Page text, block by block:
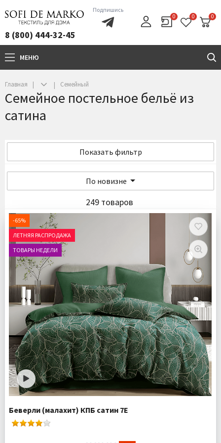
8 (800) 444-32-45
Подпишись
0 0 0
МЕНЮ
Главная Семейный
Семейное постельное бельё из
сатина
Показать фильтр
По новизне
249 товаров
-65%
ЛЕТНЯЯ РАСПРОДАЖА
ТОВАРЫ НЕДЕЛИ
Беверли (малахит) КПБ сатин 7Е